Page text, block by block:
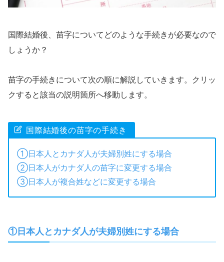
国際結婚後、 苗字についてどのような手続きが必要なので
しょうか？
苗字の手続きについて次の順に解説していきます。クリッ
クすると該当の説明箇所へ移動します。
国際結婚後の苗字の手続き
①日本人とカナダ人が夫婦別姓にする場合
②日本人がカナダ人の苗字に変更する場合
③日本人が複合姓などに変更する場合
①日本人とカナダ人が夫婦別姓にする場合